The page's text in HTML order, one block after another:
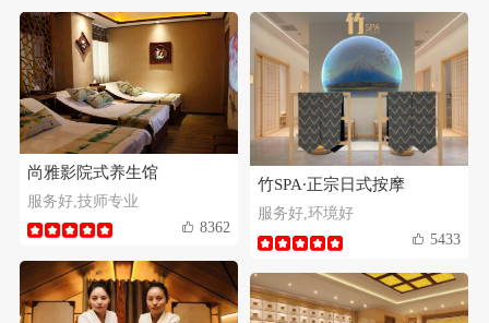
尚雅影院式养生馆
服务好,技师专业
8362
竹SPA∙正宗日式按摩
服务好,环境好
5433